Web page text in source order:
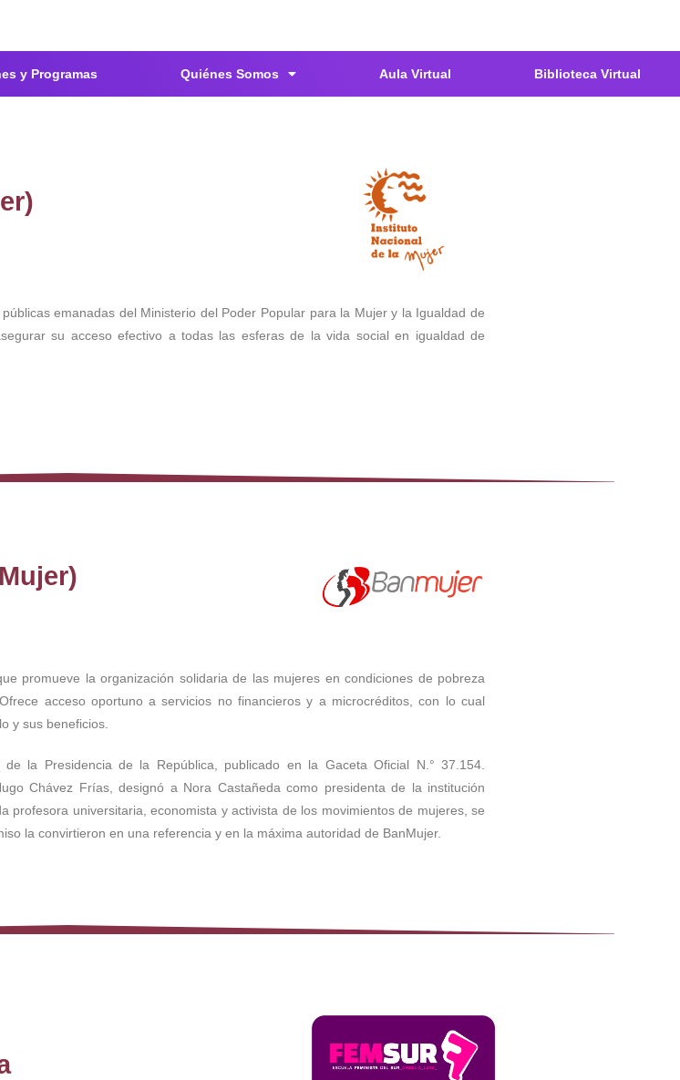
y Programas Quiénes Somos Aula Virtual Biblioteca Virtual
emanadas del Ministerio del Poder Popular para la Mujer y la Igualdad de
su acceso efectivo a todas las esferas de la vida social en igualdad de
promueve la organización solidaria de las mujeres en condiciones de pobreza
acceso oportuno a servicios no financieros y a microcréditos, con lo cual
y sus beneficios.
la Presidencia de la República, publicado en la Gaceta Oficial N.° 37.154.
Chávez Frías, designó a Nora Castañeda como presidenta de la institución
universitaria, economista y activista de los movimientos de mujeres, se
la convirtieron en una referencia y en la máxima autoridad de BanMujer.